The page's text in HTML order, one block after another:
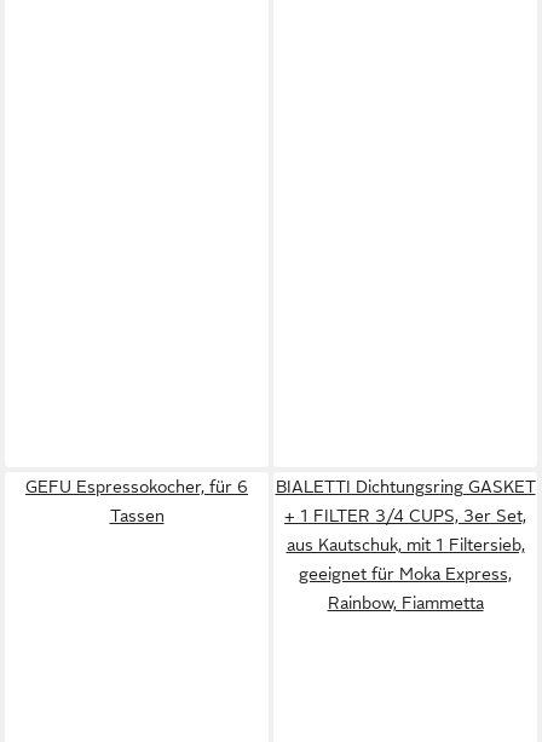
GEFU Espressokocher, für 6
Tassen
BIALETTI Dichtungsring GASKET
+ 1 FILTER 3/4 CUPS, 3er Set,
aus Kautschuk, mit 1 Filtersieb,
geeignet für Moka Express,
Rainbow, Fiammetta